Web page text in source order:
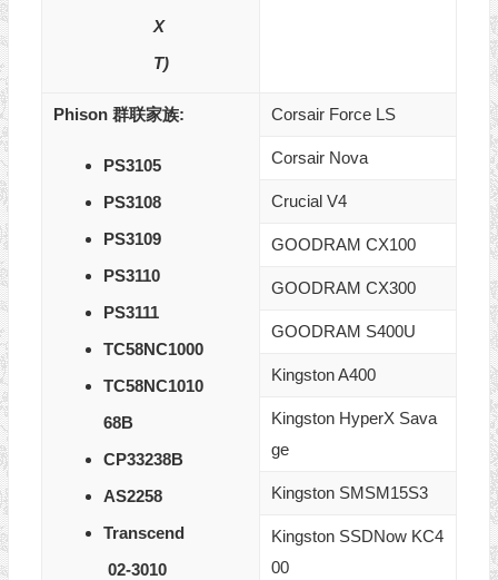
X
T)
Phison 群联家族:
PS3105
PS3108
PS3109
PS3110
PS3111
TC58NC1000
TC58NC1010
68B
CP33238B
AS2258
Transcend
02-3010
Corsair Force LS
Corsair Nova
Crucial V4
GOODRAM CX100
GOODRAM CX300
GOODRAM S400U
Kingston A400
Kingston HyperX Sava
ge
Kingston SMSM15S3
Kingston SSDNow KC4
00